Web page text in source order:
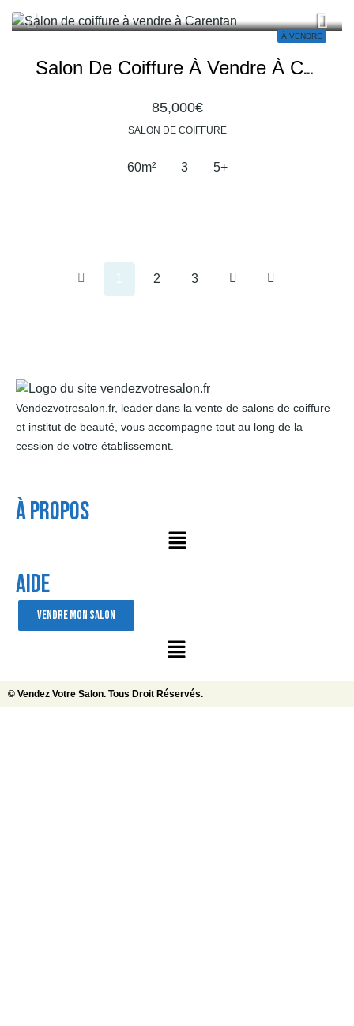
À VENDRE
Salon De Coiffure À Vendre À Carentan En Galerie Marchande
85,000€
SALON DE COIFFURE
60m² 3 5+
2 3
Vendezvotresalon.fr, leader dans la vente de salons de coiffure
et institut de beauté, vous accompagne tout au long de la
cession de votre établissement.
À Propos
AIDE
VENDRE MON SALON
© Vendez Votre Salon. Tous Droit Réservés.